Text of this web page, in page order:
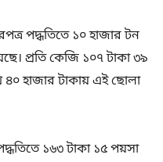
পদ্ধতিতে ১০ হাজার টন
প্রতি কেজি ১০৭ টাকা ৩৯
হাজার টাকায় এই ছোলা
১৬৩ টাকা ১৫ পয়সা